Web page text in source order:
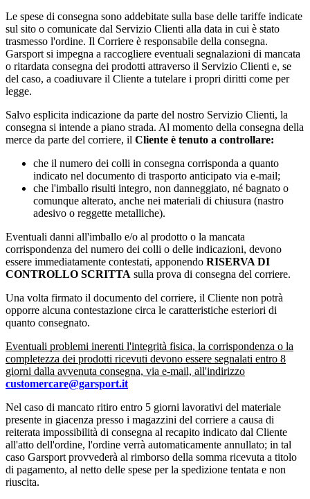
Le spese di consegna sono addebitate sulla base delle tariffe indicate
sul sito o comunicate dal Servizio Clienti alla data in cui è stato
trasmesso l'ordine. Il Corriere è responsabile della consegna.
Garsport si impegna a raccogliere eventuali segnalazioni di mancata
o ritardata consegna dei prodotti attraverso il Servizio Clienti e, se
del caso, a coadiuvare il Cliente a tutelare i propri diritti come per
legge.
Salvo esplicita indicazione da parte del nostro Servizio Clienti, la
consegna si intende a piano strada. Al momento della consegna della
merce da parte del corriere, il Cliente è tenuto a controllare:
che il numero dei colli in consegna corrisponda a quanto
indicato nel documento di trasporto anticipato via e-mail;
che l'imballo risulti integro, non danneggiato, né bagnato o
comunque alterato, anche nei materiali di chiusura (nastro
adesivo o reggette metalliche).
Eventuali danni all'imballo e/o al prodotto o la mancata
corrispondenza del numero dei colli o delle indicazioni, devono
essere immediatamente contestati, apponendo RISERVA DI
CONTROLLO SCRITTA sulla prova di consegna del corriere.
Una volta firmato il documento del corriere, il Cliente non potrà
opporre alcuna contestazione circa le caratteristiche esteriori di
quanto consegnato.
Eventuali problemi inerenti l'integrità fisica, la corrispondenza o la
completezza dei prodotti ricevuti devono essere segnalati entro 8
giorni dalla avvenuta consegna, via e-mail, all'indirizzo
customercare@garsport.it
Nel caso di mancato ritiro entro 5 giorni lavorativi del materiale
presente in giacenza presso i magazzini del corriere a causa di
reiterata impossibilità di consegna al recapito indicato dal Cliente
all'atto dell'ordine, l'ordine verrà automaticamente annullato; in tal
caso Garsport provvederà al rimborso della somma ricevuta a titolo
di pagamento, al netto delle spese per la spedizione tentata e non
riuscita.